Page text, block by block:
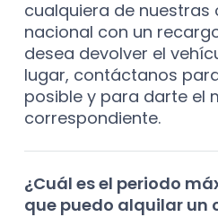
cualquiera de nuestras
nacional con un
desea devolver el
lugar, contáctanos
posible y para darte el
correspondiente.
¿Cuál es el periodo
que puedo alquilar un